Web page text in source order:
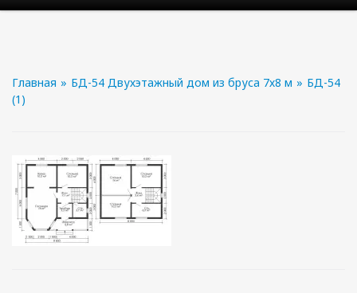
Главная » БД-54 Двухэтажный дом из бруса 7х8 м » БД-54
(1)